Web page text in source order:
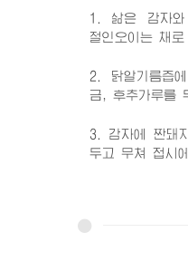
1. 삶은 감자와
절인오이는 채로
2. 닭알기름즙
금, 후추가루를
3. 감자에 짠돼
두고 무쳐 접시